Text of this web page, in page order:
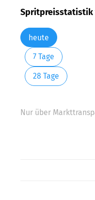
Spritpreisstatistik
heute
7 Tage
28 Tage
Nur über